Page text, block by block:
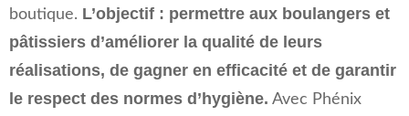
boutique. L’objectif : permettre aux boulangers et
pâtissiers d’améliorer la qualité de leurs
réalisations, de gagner en efficacité et de garantir
le respect des normes d’hygiène. Avec Phénix